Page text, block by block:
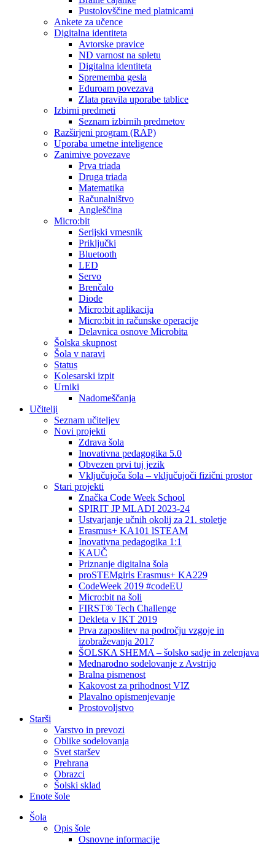
Pustolovščine med platnicami
Ankete za učence
Digitalna identiteta
Avtorske pravice
ND varnost na spletu
Digitalna identiteta
Sprememba gesla
Eduroam povezava
Zlata pravila uporabe tablice
Izbirni predmeti
Seznam izbirnih predmetov
Razširjeni program (RAP)
Uporaba umetne inteligence
Zanimive povezave
Prva triada
Druga triada
Matematika
Računalništvo
Angleščina
Micro:bit
Serijski vmesnik
Priključki
Bluetooth
LED
Servo
Brenčalo
Diode
Micro:bit aplikacija
Micro:bit in računske operacije
Delavnica osnove Microbita
Šolska skupnost
Šola v naravi
Status
Kolesarski izpit
Urniki
Nadomeščanja
Učitelji
Seznam učiteljev
Novi projekti
Zdrava šola
Inovativna pedagogika 5.0
Obvezen prvi tuj jezik
Vključujoča šola – vključujoči fizični prostor
Stari projekti
Značka Code Week School
SPIRIT JP MLADI 2023-24
Ustvarjanje učnih okolij za 21. stoletje
Erasmus+ KA101 lSTEAM
Inovativna pedagogika 1:1
KAUČ
Priznanje digitalna šola
proSTEMgirls Erasmus+ KA229
CodeWeek 2019 #codeEU
Micro:bit na šoli
FIRST® Tech Challenge
Dekleta v IKT 2019
Prva zaposlitev na področju vzgoje in
izobraževanja 2017
ŠOLSKA SHEMA – šolsko sadje in zelenjava
Mednarodno sodelovanje z Avstrijo
Bralna pismenost
Kakovost za prihodnost VIZ
Plavalno opismenjevanje
Prostovoljstvo
Starši
Varstvo in prevozi
Oblike sodelovanja
Svet staršev
Prehrana
Obrazci
Šolski sklad
Enote šole
Šola
Opis šole
Osnovne informacije